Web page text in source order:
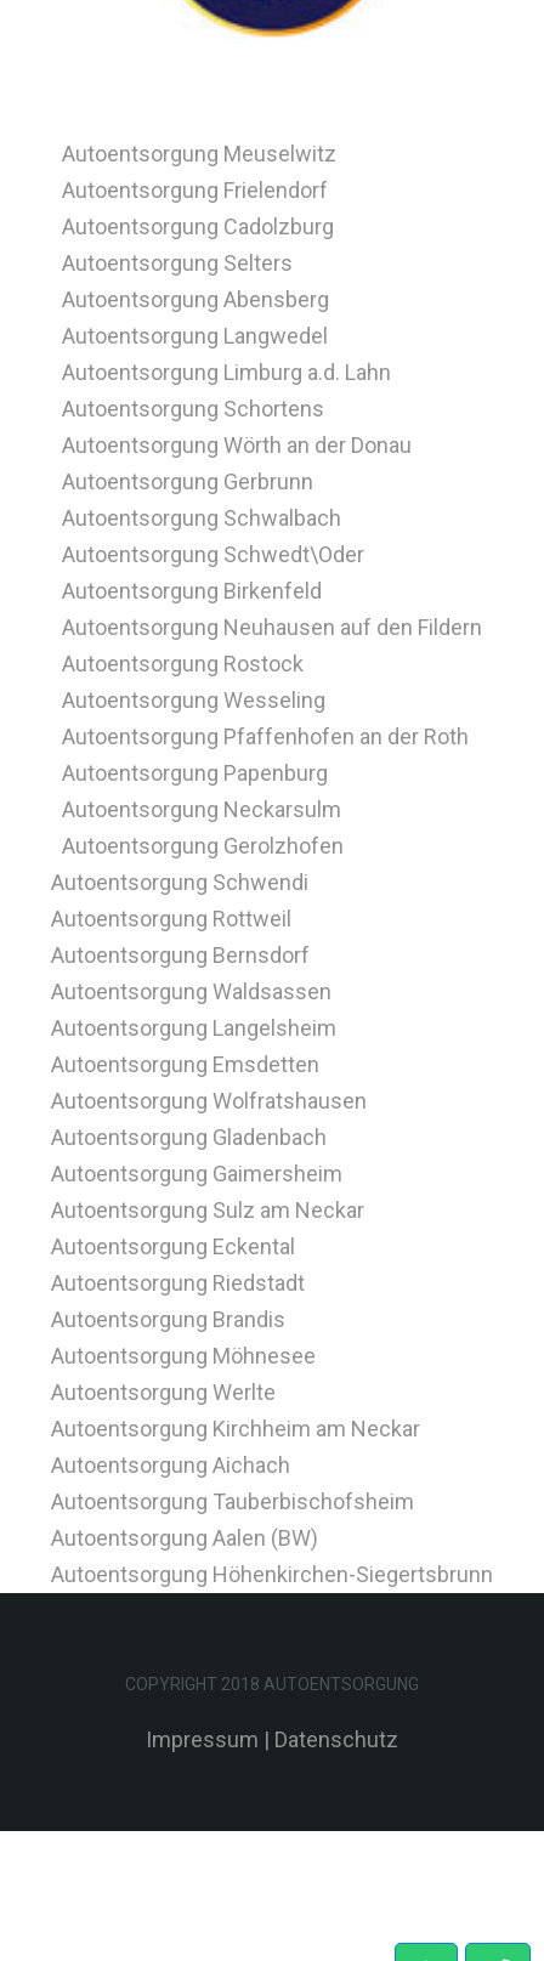
Autoentsorgung Meuselwitz
Autoentsorgung Frielendorf
Autoentsorgung Cadolzburg
Autoentsorgung Selters
Autoentsorgung Abensberg
Autoentsorgung Langwedel
Autoentsorgung Limburg a.d. Lahn
Autoentsorgung Schortens
Autoentsorgung Wörth an der Donau
Autoentsorgung Gerbrunn
Autoentsorgung Schwalbach
Autoentsorgung Schwedt\Oder
Autoentsorgung Birkenfeld
Autoentsorgung Neuhausen auf den Fildern
Autoentsorgung Rostock
Autoentsorgung Wesseling
Autoentsorgung Pfaffenhofen an der Roth
Autoentsorgung Papenburg
Autoentsorgung Neckarsulm
Autoentsorgung Gerolzhofen
Autoentsorgung Schwendi
Autoentsorgung Rottweil
Autoentsorgung Bernsdorf
Autoentsorgung Waldsassen
Autoentsorgung Langelsheim
Autoentsorgung Emsdetten
Autoentsorgung Wolfratshausen
Autoentsorgung Gladenbach
Autoentsorgung Gaimersheim
Autoentsorgung Sulz am Neckar
Autoentsorgung Eckental
Autoentsorgung Riedstadt
Autoentsorgung Brandis
Autoentsorgung Möhnesee
Autoentsorgung Werlte
Autoentsorgung Kirchheim am Neckar
Autoentsorgung Aichach
Autoentsorgung Tauberbischofsheim
Autoentsorgung Aalen (BW)
Autoentsorgung Höhenkirchen-Siegertsbrunn
COPYRIGHT 2018 AUTOENTSORGUNG
Impressum | Datenschutz